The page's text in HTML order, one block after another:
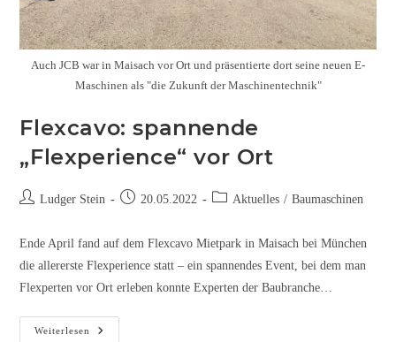
Auch JCB war in Maisach vor Ort und präsentierte dort seine neuen E-
Maschinen als "die Zukunft der Maschinentechnik"
Flexcavo: spannende
„Flexperience“ vor Ort
Ludger Stein 20.05.2022 Aktuelles / Baumaschinen
Ende April fand auf dem Flexcavo Mietpark in Maisach bei München
die allererste Flexperience statt – ein spannendes Event, bei dem man
Flexperten vor Ort erleben konnte Experten der Baubranche…
Weiterlesen